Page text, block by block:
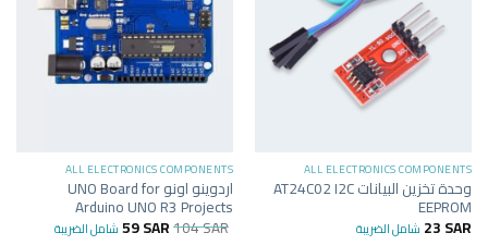
ALL ELECTRONICS COMPONENTS
وحدة تخزين البيانات AT24C02 I2C
EEPROM
23SAR شامل الضريبة
ALL ELECTRONICS COMPONENTS
اردوينو اونو UNO Board for
Arduino UNO R3 Projects
104SAR
59SAR شامل الضريبة